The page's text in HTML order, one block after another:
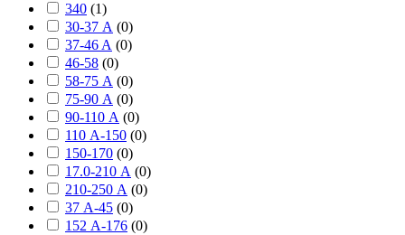
340 (1)
30-37 А (0)
37-46 A (0)
46-58 (0)
58-75 А (0)
75-90 А (0)
90-110 А (0)
110 А-150 (0)
150-170 (0)
17.0-210 А (0)
210-250 А (0)
37 А-45 (0)
152 А-176 (0)